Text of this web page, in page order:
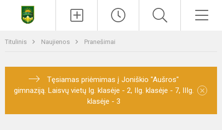
Titulinis Naujienos Pranešimai
Tęsiamas priėmimas į Joniškio "Aušros"
gimnaziją. Laisvų vietų Ig. klasėje - 2, IIg. klasėje - 7, IIIg.
klasėje - 3
×